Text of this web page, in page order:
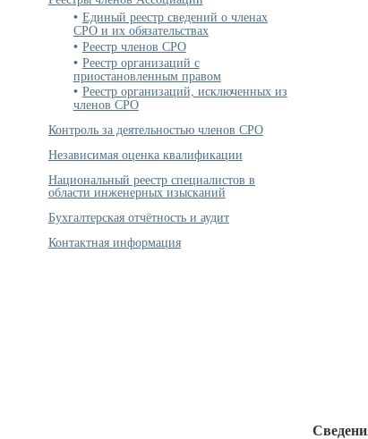
Единый реестр сведений о членах
СРО и их обязательствах
Реестр членов СРО
Реестр организаций с
приостановленным правом
Реестр организаций, исключенных из
членов СРО
Контроль за деятельностью членов СРО
Независимая оценка квалификации
Национальный реестр специалистов в
области инженерных изысканий
Бухгалтерская отчётность и аудит
Контактная информация